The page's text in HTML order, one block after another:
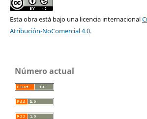
Esta obra está bajo una licencia internacional
Atribución-NoComercial 4.0.
Número actual